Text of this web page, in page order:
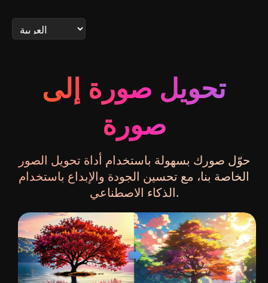
تحويل صورة إلى
صورة
حوّل صورك بسهولة باستخدام أداة تحويل الصور
الخاصة بنا، مع تحسين الجودة والإبداع باستخدام
الذكاء الاصطناعي.